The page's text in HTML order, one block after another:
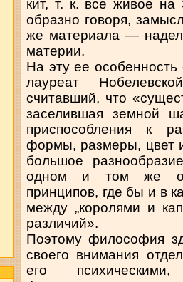
кит, т. к. все живое
образно говоря,
же материала —
материи.
На эту ее
лауреат
считавший, что
заселившая земной
приспособления к
формы, размеры, цвет
большое
одном и том же
принципов, где бы и в
между „королями и
различий».
Поэтому философия
своего внимания
его